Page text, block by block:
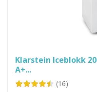
Klarstein Iceblokk
A+...
(16)